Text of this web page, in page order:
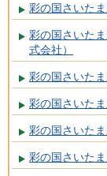
彩の国さいた
彩の国さいた
式会社）
彩の国さいた
彩の国さいた
彩の国さいた
彩の国さいた